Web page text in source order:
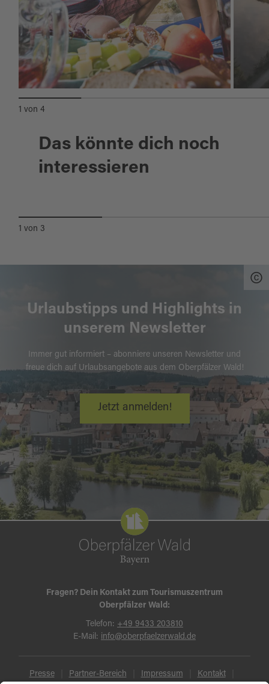
1 von4
Das könnte dich noch
interessieren
1 von 3
Urlaubstipps und Highlights in
unserem Newsletter
Immer gut informiert – abonniere unseren Newsletter und
freue dich auf Urlaubsangebote aus dem Oberpfälzer Wald!
Jetzt anmelden!
Fragen? Dein Kontakt zum Tourismuszentrum
Oberpfälzer Wald:
Telefon: +49 9433 203810
E-Mail: info@oberpfaelzerwald.de
Presse Partner-Bereich Impressum Kontakt